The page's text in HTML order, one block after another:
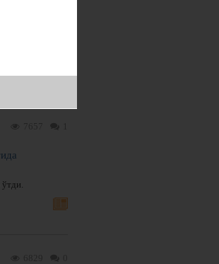
спорт
юклаган